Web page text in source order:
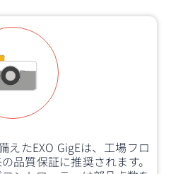
えたEXO GigEは、工場フロ
品質保証に推奨されます。